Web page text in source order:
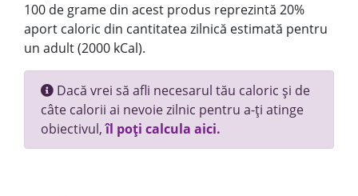
100 de grame din acest produs reprezintă 20%
aport caloric din cantitatea zilnică estimată pentru
un adult (2000 kCal).
Dacă vrei să afli necesarul tău caloric și de
câte calorii ai nevoie zilnic pentru a-ți atinge
obiectivul,îl poți calcula aici.